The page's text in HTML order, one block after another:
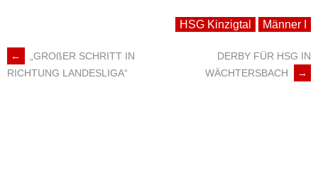
HSG Kinzigtal Männer I
ARTIKEL-
←
„GROßER SCHRITT IN
RICHTUNG LANDESLIGA“
DERBY FÜR HSG IN
WÄCHTERSBACH
→